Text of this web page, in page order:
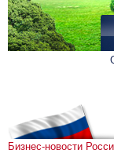
Бизнес-новости